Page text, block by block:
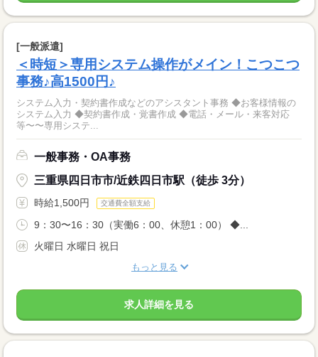
[一般派遣]
＜時短＞専用システム操作がメイン！こつこつ
事務♪高1500円♪
システム入力・契約書作成などのアシスタント事務 ◆お客様情報の
システム入力 ◆契約書作成・覚書作成 ◆電話・メール・来客対応
等〜〜専用システ...
一般事務・OA事務
三重県四日市市/近鉄四日市駅（徒歩 3分）
時給1,500円 交通費全額支給
9：30〜16：30（実働6：00、休憩1：00） ◆...
火曜日 水曜日 祝日
もっと見る
求人詳細を見る